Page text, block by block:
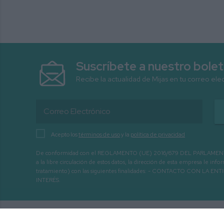
Suscríbete a nuestro
Recibe la actualidad de Mijas en tu correo
Acepto lostérminos de usoy la política de privacidad
De conformidad con el REGLAMENTO (UE) 2016/679 DEL
a la libre circulación de estos datos, la dirección de esta empresa le
tratamiento) con las siguientes finalidades: - CONTACTO CON LA
INTERÉS.